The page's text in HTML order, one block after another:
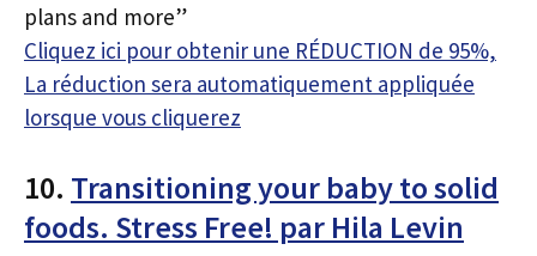
plans and more”
Cliquez ici pour obtenir une RÉDUCTION de 95%,
La réduction sera automatiquement appliquée
lorsque vous cliquerez
10. Transitioning your baby to solid
foods. Stress Free! par Hila Levin